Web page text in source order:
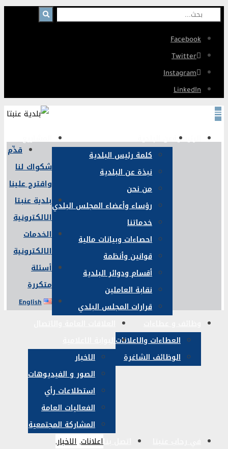
Facebook
Twitter
Instagram
LinkedIn
الرئيسيةعن البلدية
كلمة رئيس البلدية
نبذة عن البلدية
من نحن
رؤساء وأعضاء المجلس البلدي
خدماتنا
احصاءات وبيانات مالية
قوانين وأنظمة
أقسام ودوائر البلدية
نقابة العاملين
قرارات المجلس البلدي
المشاريع
العطاءات والاعلانات
الوظائف الشاغرة
الاخبار
الصور و الفيديوهات
استطلاعات رأي
الفعاليات العامة
المشاركة المجتمعية
قدِّم
شكواك لنا
واقترح علينا
بلدية عنبتا
الالكترونية
الخدمات
الالكترونية
أسئلة
متكررة
English
اعلانات,الاخبار,